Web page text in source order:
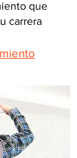
que
carrera